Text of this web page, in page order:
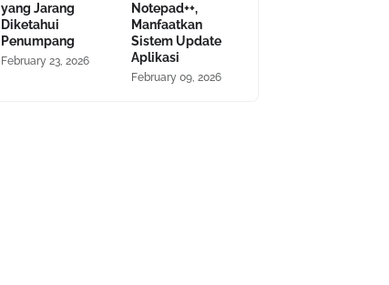
yang Jarang
Diketahui
Penumpang
February 23, 2026
Notepad++,
Manfaatkan
Sistem Update
Aplikasi
February 09, 2026